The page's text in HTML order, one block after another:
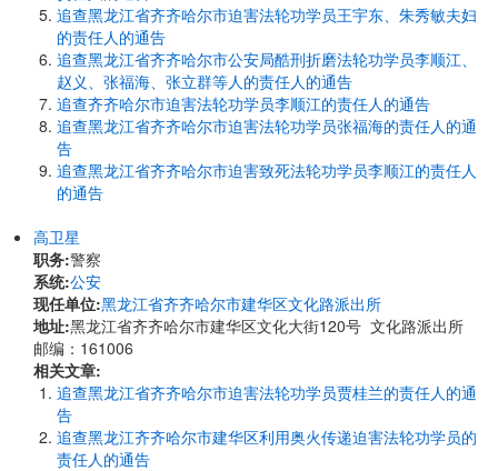
追查黑龙江省齐齐哈尔市迫害法轮功学员王宇东、朱秀敏夫妇
的责任人的通告
追查黑龙江省齐齐哈尔市公安局酷刑折磨法轮功学员李顺江、
赵义、张福海、张立群等人的责任人的通告
追查齐齐哈尔市迫害法轮功学员李顺江的责任人的通告
追查黑龙江省齐齐哈尔市迫害法轮功学员张福海的责任人的通
告
追查黑龙江省齐齐哈尔市迫害致死法轮功学员李顺江的责任人
的通告
高卫星
职务:警察
系统:公安
现任单位:黑龙江省齐齐哈尔市建华区文化路派出所
地址:黑龙江省齐齐哈尔市建华区文化大街120号 文化路派出所
邮编：161006
相关文章:
追查黑龙江省齐齐哈尔市迫害法轮功学员贾桂兰的责任人的通
告
追查黑龙江齐齐哈尔市建华区利用奥火传递迫害法轮功学员的
责任人的通告